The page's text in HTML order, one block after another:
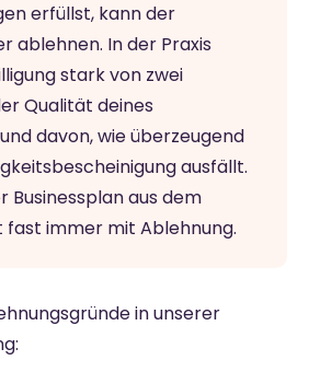
erfüllst, kann der
ablehnen. In der Praxis
stark von zwei
Qualität deines
davon, wie überzeugend
ausfällt.
Businessplan aus dem
immer mit Ablehnung.
in unserer